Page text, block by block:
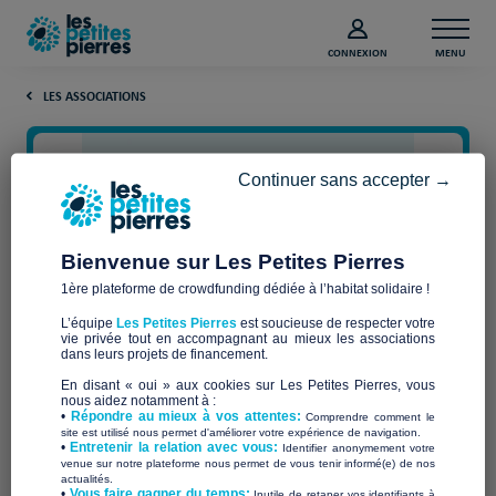
CONNEXION MENU
LES ASSOCIATIONS
BERGERIE DE BERDINE
Qui sommes-nous ?
Bienvenue sur Les Petites Pierres
1ère plateforme de crowdfunding dédiée à l’habitat solidaire !
L’équipe Les Petites Pierres est soucieuse de respecter votre
vie privée tout en accompagnant au mieux les associations
dans leurs projets de financement.
En disant « oui » aux cookies sur Les Petites Pierres, vous
nous aidez notamment à :
• Répondre au mieux à vos attentes:Comprendre comment le
site est utilisé nous permet d'améliorer votre expérience de navigation.
•Entretenir la relation avec vous: Identifier anonymement votre
venue sur notre plateforme nous permet de vous tenir informé(e) de nos
actualités.
Continuer sans accepter →